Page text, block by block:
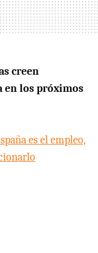
creen
en los próximos
es el empleo,